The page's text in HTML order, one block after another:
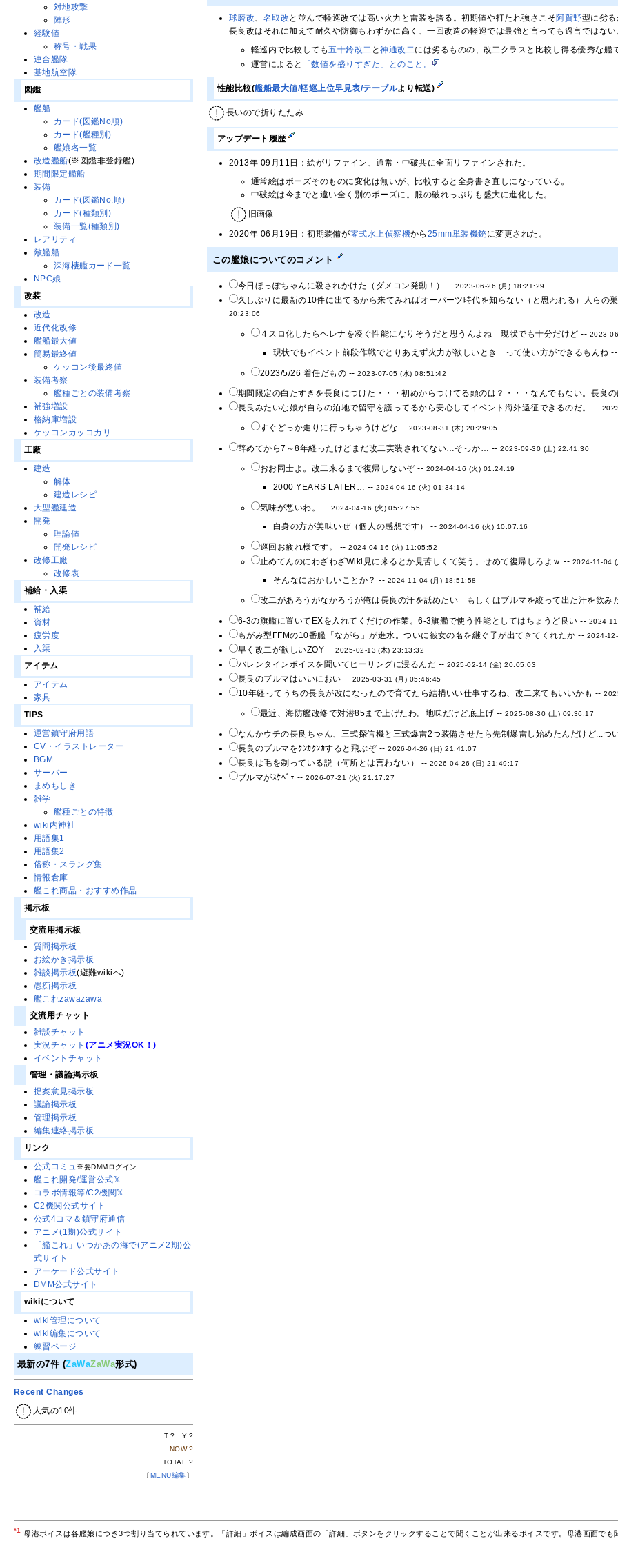
球磨改 名取改 と並んで軽巡改では高い火力と雷装を誇る。初期値や打たれ強さこそ阿賀野型に劣
長良改はそれに加えて耐久や防御もわずかに高く、一回改造の軽巡では最強と言っても過言ではない
軽巡内で比較しても五十鈴改二 と神通改二には劣るものの、改二クラスと比較し得る優秀な艦
運営によると
「数値を盛りすぎた」とのこと。
性能比較(艦船最大値/軽巡上位早見表/テーブルより転送)
長いので折りたたみ
アップデート履歴
2013年 09月11日：絵がリファイン、通常・中破共に全面リファインされた。
通常絵はポーズそのものに変化は無いが、比較すると全身書き直しになっている。
中破絵は今までと違い全く別のポーズに。服の破れっぷりも盛大に進化した。
旧画像
2020年 06月19日：初期装備が零式水上偵察機から 25mm単装機銃に変更された。
この艦娘についてのコメント
今日ほっぽちゃんに殺されかけた（ダメコン発動！） --2023-06-26 (月) 18:21:29
久しぶりに最新の10件に出てるから来てみればオーパーツ時代を知らない（と思われる）人ら
20:23:06
４スロ化したらヘレナを凌ぐ性能になりそうだと思うんよね 現状でも十分だけど -- 2023-
現状でもイベント前段作戦でとりあえず火力が欲しいとき って使い方ができるもんね
2023/5/26 着任だもの --2023-07-05 (水) 08:51:42
期間限定の白たすきを長良につけた・・・初めからつけてる頭のは？・・・なんでもない。長良
長良みたいな娘が自らの泊地で留守を護ってるから安心してイベント海外遠征できるのだ。 --
すぐどっか走りに行っちゃうけどな -- 2023-08-31 (木) 20:29:05
辞めてから7～8年経ったけどまだ改二実装されてない…そっか… --2023-09-30 (土) 22:41:30
おお同士よ。改二来るまで復帰しないぞ -- 2024-04-16 (火) 01:24:19
2000 YEARS LATER… --2024-04-16 (火) 01:34:14
気味が悪いわ。 --2024-04-16 (火) 05:27:55
白身の方が美味いぜ（個人の感想です） -- 2024-04-16 (火) 10:07:16
巡回お疲れ様です。 --2024-04-16 (火) 11:05:52
止めてんのにわざわざWiki見に来るとか見苦しくて笑う。せめて復帰しろよｗ -- 2024-11-04
そんなにおかしいことか？ -- 2024-11-04 (月) 18:51:58
改二があろうがなかろうが俺は長良の汗を舐めたい もしくはブルマを絞って出た汗を飲み
6-3の旗艦に置いてEXを入れてくだけの作業。6-3旗艦で使う性能としてはちょうど良い -- 2024-
もがみ型FFMの10番艦「ながら」が進水。ついに彼女の名を継ぐ子が出てきてくれたか -- 2024-
早く改二が欲しいZOY --2025-02-13 (木) 23:13:32
バレンタインボイスを聞いてヒーリングに浸るんだ -- 2025-02-14 (金) 20:05:03
長良のブルマはいいにおい -- 2025-03-31 (月) 05:46:45
10年経ってうちの長良が改になったので育てたら結構いい仕事するね、改二来てもいいかも --
最近、海防艦改修で対潜85まで上げたわ。地味だけど底上げ --2025-08-30 (土) 09:36:17
なんかウチの長良ちゃん、三式探信機と三式爆雷2つ装備させたら先制爆雷し始めたんだけど...
長良のブルマをｸﾝｶｸﾝｶすると飛ぶぞ --2026-04-26 (日) 21:41:07
長良は毛を剃っている説（何所とは言わない） -- 2026-04-26 (日) 21:49:17
ブルマがｽｹﾍﾞｪ --2026-07-21 (火) 21:17:27
対地攻撃
陣形
経験値
称号・戦果
連合艦隊
基地航空隊
図鑑
艦船
カード(図鑑No順)
カード(艦種別)
艦娘名一覧
改造艦船(※図鑑非登録艦)
期間限定艦船
装備
カード(図鑑No.順)
カード(種類別)
装備一覧(種類別)
レアリティ
敵艦船
深海棲艦カード一覧
NPC娘
改装
改造
近代化改修
艦船最大値
簡易最終値
ケッコン後最終値
装備考察
艦種ごとの装備考察
補強増設
格納庫増設
ケッコンカッコカリ
工廠
建造
解体
建造レシピ
大型艦建造
開発
理論値
開発レシピ
改修工廠
改修表
補給・入渠
補給
資材
疲労度
入渠
アイテム
アイテム
家具
TIPS
運営鎮守府用語
CV・イラストレーター
BGM
サーバー
まめちしき
雑学
艦種ごとの特徴
wiki内神社
用語集1
用語集2
俗称・スラング集
情報倉庫
艦これ商品・おすすめ作品
掲示板
交流用掲示板
質問掲示板
お絵かき掲示板
雑談掲示板(避難wikiへ)
愚痴掲示板
艦これzawazawa
交流用チャット
雑談チャット
実況チャット (アニメ実況OK！)
イベントチャット
管理・議論掲示板
提案意見掲示板
議論掲示板
管理掲示板
編集連絡掲示板
リンク
公式コミュ※要DMMログイン
艦これ開発/運営公式𝕏
コラボ情報等/C2機関𝕏
C2機関公式サイト
公式4コマ＆鎮守府通信
アニメ(1期)公式サイト
「艦これ」いつかあの海で(アニメ2期)公
式サイト
アーケード公式サイト
DMM公式サイト
wikiについて
wiki管理について
wiki編集について
練習ページ
最新の7件 (ZaWaZaWa形式)
Recent Changes
人気の10件
T.? Y.?
NOW.?
TOTAL.?
〔MENU編集〕
*1 母港ボイスは各艦娘につき3つ割り当てられています。「詳細」ボイスは編成画面の「詳細」ボタンをクリックすることで聞くことが出来るボイスです。母港画面で